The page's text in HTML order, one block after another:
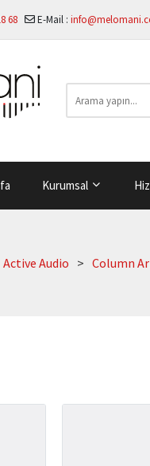
68 E-Mail :
Kurumsal
Active Audio Column